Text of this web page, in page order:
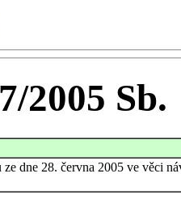
2005 Sb.
dne 28. června 2005 ve věci